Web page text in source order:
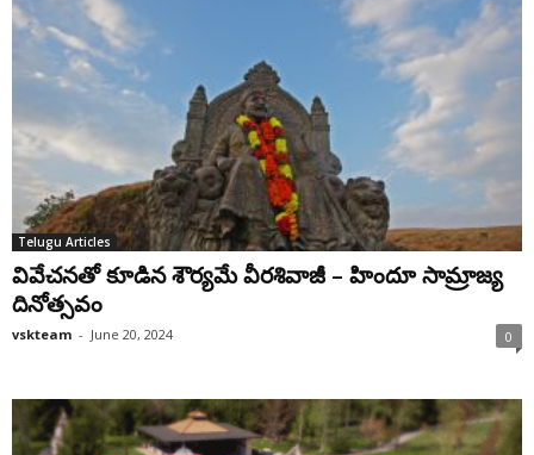
Telugu Articles
వివేచనతో కూడిన శౌర్యమే వీరశివాజీ – హిందూ సామ్రాజ్య
దినోత్సవం
vskteam - June 20, 2024 0